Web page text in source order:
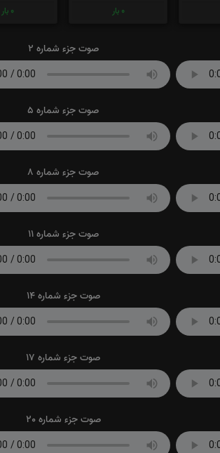
0 بار
0 بار
صوت جزء شماره 2
صوت جزء شماره 5
صوت جزء شماره 8
صوت جزء شماره 11
صوت جزء شماره 14
صوت جزء شماره 17
صوت جزء شماره 20